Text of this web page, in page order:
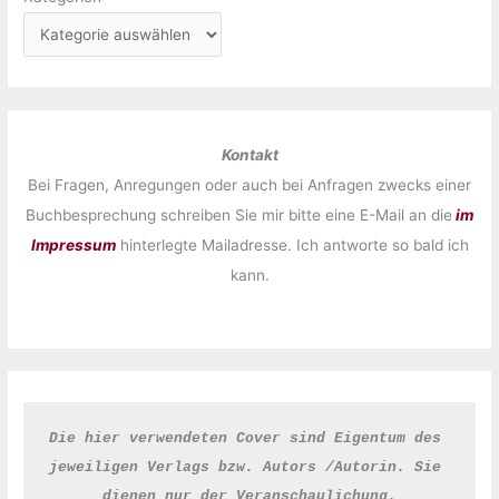
Kontakt
Bei Fragen, Anregungen oder auch bei Anfragen zwecks einer
Buchbesprechung schreiben Sie mir bitte eine E-Mail an die im
Impressumhinterlegte Mailadresse. Ich antworte so bald ich
kann.
Die hier verwendeten Cover sind Eigentum des
jeweiligen Verlags bzw. Autors /Autorin. Sie